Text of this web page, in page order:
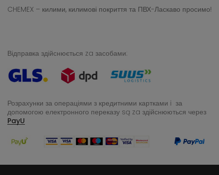
CHEMEX – килими, килимові покриття та ПВХ-Ласкаво просимо!
Відправка здійснюється za засобами:
Розрахунки за операціями з кредитними картками i за
допомогою електронного переказу są za здійснюються через
PayU